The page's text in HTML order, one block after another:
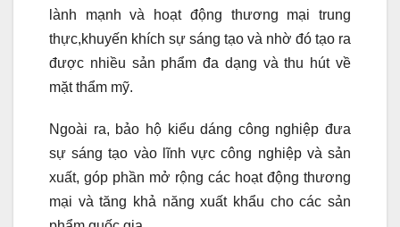
lành mạnh và hoạt động thương mại trung
thực,khuyến khích sự sáng tạo và nhờ đó tạo ra
được nhiều sản phẩm đa dạng và thu hút về
mặt thẩm mỹ.
Ngoài ra, bảo hộ kiểu dáng công nghiệp đưa
sự sáng tạo vào lĩnh vực công nghiệp và sản
xuất, góp phần mở rộng các hoạt động thương
mại và tăng khả năng xuất khẩu cho các sản